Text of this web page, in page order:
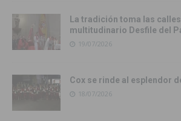
La tradición toma las calles
multitudinario Desfile del
19/07/2026
Cox se rinde al esplendor
18/07/2026